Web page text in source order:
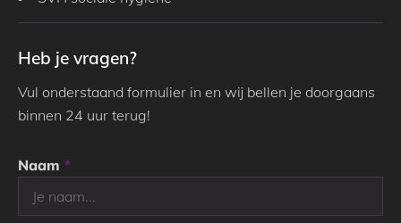
Heb je vragen?
Vul onderstaand formulier in en wij bellen je doorgaans
binnen 24 uur terug!
Naam *